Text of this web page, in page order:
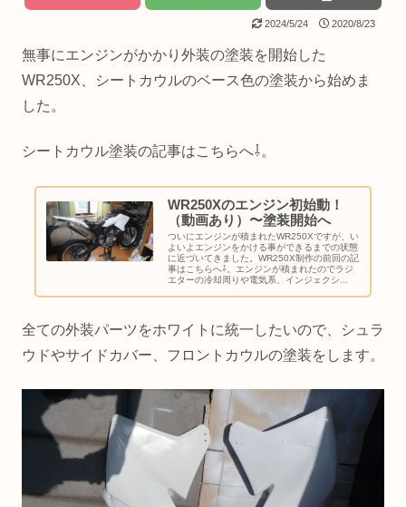
2024/5/24 2020/8/23
無事にエンジンがかかり外装の塗装を開始した
WR250X、シートカウルのベース色の塗装から始めま
した。
シートカウル塗装の記事はこちらへ⇩。
WR250Xのエンジン初始動！
（動画あり）〜塗装開始へ
ついにエンジンが積まれたWR250Xですが、い
よいよエンジンをかける事ができるまでの状態
に近づいてきました。WR250X制作の前回の記
事はこちらへ⇩。エンジンが積まれたのでラジ
エターの冷却周りや電気系、インジェクシ...
全ての外装パーツをホワイトに統一したいので、シュラ
ウドやサイドカバー、フロントカウルの塗装をします。